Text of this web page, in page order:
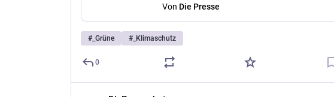
Von Die Presse
# _Grüne # _Klimaschutz
0